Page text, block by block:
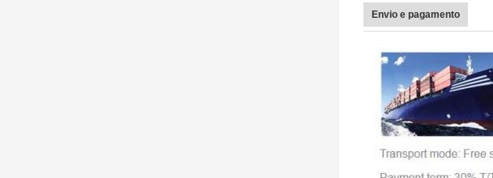
Envio e pagamento